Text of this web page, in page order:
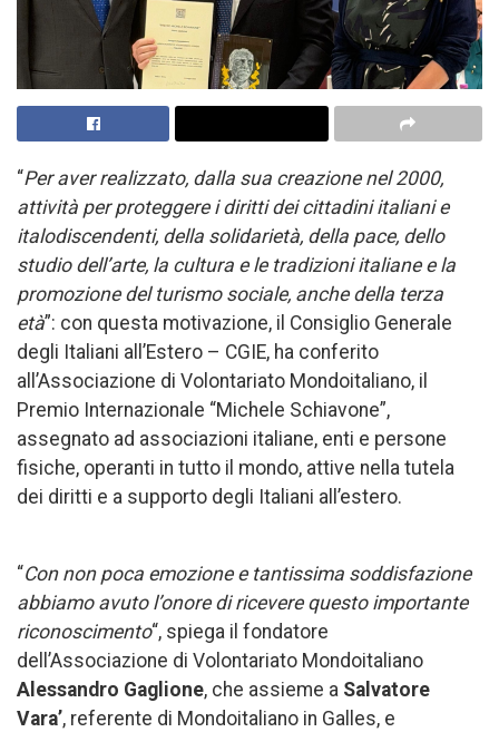
“Per aver realizzato, dalla sua creazione nel 2000,
attività per proteggere i diritti dei cittadini italiani e
italodiscendenti, della solidarietà, della pace, dello
studio dell’arte, la cultura e le tradizioni italiane e la
promozione del turismo sociale, anche della terza
età”: con questa motivazione, il Consiglio Generale
degli Italiani all’Estero – CGIE, ha conferito
all’Associazione di Volontariato Mondoitaliano, il
Premio Internazionale “Michele Schiavone”,
assegnato ad associazioni italiane, enti e persone
fisiche, operanti in tutto il mondo, attive nella tutela
dei diritti e a supporto degli Italiani all’estero.
“Con non poca emozione e tantissima soddisfazione
abbiamo avuto l’onore di ricevere questo importante
riconoscimento“, spiega il fondatore
dell’Associazione di Volontariato Mondoitaliano
Alessandro Gaglione, che assieme a Salvatore
Vara’, referente di Mondoitaliano in Galles, e